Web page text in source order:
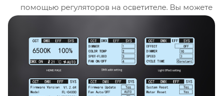
помощью регуляторов на осветителе. Вы можете
съемки.
Проверьте освещение на съемочной площадке,
чтобы убедиться, что объекты съемки освещены
равномерно и достаточно ярко.